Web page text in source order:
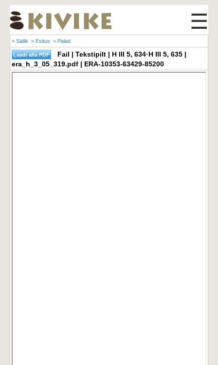
☰
> Säilik > Esitus > Palad
Fail | Tekstipilt | H III 5, 634·H III 5, 635 |
era_h_3_05_319.pdf | ERA-10353-63429-85200